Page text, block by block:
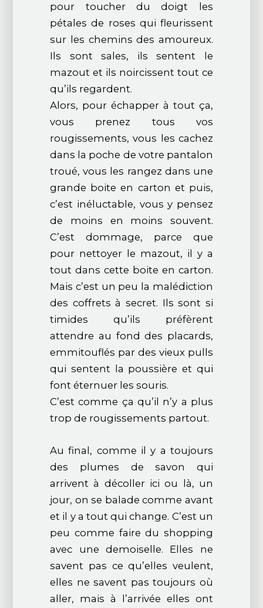
pour toucher du doigt les
pétales de roses qui fleurissent
sur les chemins des amoureux.
Ils sont sales, ils sentent le
mazout et ils noircissent tout ce
qu’ils regardent.
Alors, pour échapper à tout ça,
vous prenez tous vos
rougissements, vous les cachez
dans la poche de votre pantalon
troué, vous les rangez dans une
grande boite en carton et puis,
c’est inéluctable, vous y pensez
de moins en moins souvent.
C’est dommage, parce que
pour nettoyer le mazout, il y a
tout dans cette boite en carton.
Mais c’est un peu la malédiction
des coffrets à secret. Ils sont si
timides qu’ils préfèrent
attendre au fond des placards,
emmitouflés par des vieux pulls
qui sentent la poussière et qui
font éternuer les souris.
C’est comme ça qu’il n’y a plus
trop de rougissements partout.
Au final, comme il y a toujours
des plumes de savon qui
arrivent à décoller ici ou là, un
jour, on se balade comme avant
et il y a tout qui change. C’est un
peu comme faire du shopping
avec une demoiselle. Elles ne
savent pas ce qu’elles veulent,
elles ne savent pas toujours où
aller, mais à l’arrivée elles ont